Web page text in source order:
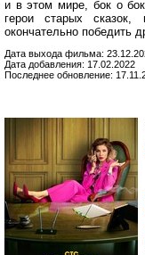
и в этом мире, бок о
герои старых
окончательно победить
Дата выхода фильма:
Дата добавления: 17.02.2022
Последнее обновление: